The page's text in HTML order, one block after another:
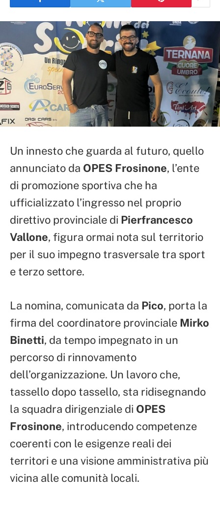
Un innesto che guarda al futuro, quello
annunciato da OPES Frosinone, l’ente
di promozione sportiva che ha
ufficializzato l’ingresso nel proprio
direttivo provinciale di Pierfrancesco
Vallone, figura ormai nota sul territorio
per il suo impegno trasversale tra sport
e terzo settore.
La nomina, comunicata da Pico, porta la
firma del coordinatore provinciale Mirko
Binetti, da tempo impegnato in un
percorso di rinnovamento
dell’organizzazione. Un lavoro che,
tassello dopo tassello, sta ridisegnando
la squadra dirigenziale di OPES
Frosinone, introducendo competenze
coerenti con le esigenze reali dei
territori e una visione amministrativa più
vicina alle comunità locali.